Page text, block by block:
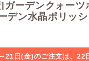
ガーデンクォーツ
デン水晶ポリッ
21日(金)のご注文は、22